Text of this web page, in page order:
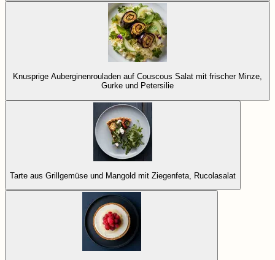
Knusprige Auberginenrouladen auf Couscous Salat mit frischer Minze,
Gurke und Petersilie
Tarte aus Grillgemüse und Mangold mit Ziegenfeta, Rucolasalat